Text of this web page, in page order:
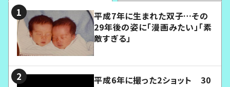
平成7年に生まれた双子…その
29年後の姿に「漫画みたい」「素
敵すぎる」
平成6年に撮った2ショット 30